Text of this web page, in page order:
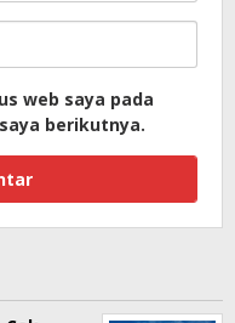
web saya pada
berikutnya.